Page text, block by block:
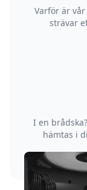
Varför är
strävar
I en
hämtas i